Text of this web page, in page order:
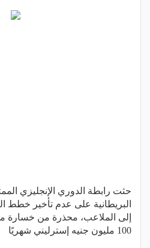
حثت رابطة الدوري الإنجليزي
البريطانية على عدم تأخير خطط
إلى الملاعب، محذرة من خسارة
100 مليون جنيه إسترليني شهريًا